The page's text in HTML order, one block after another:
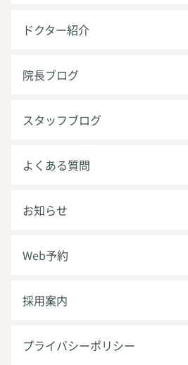
ドクター紹介
院長ブログ
スタッフブログ
よくある質問
お知らせ
Web予約
採用案内
プライバシーポリシー